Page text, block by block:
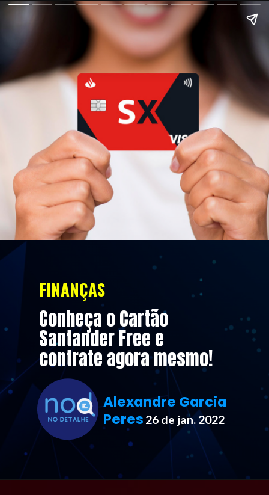
26 de jan. 2022
Alexandre Garcia
Peres
Conheça o Cartão
Santander Free e
contrate agora mesmo!
FINANÇAS